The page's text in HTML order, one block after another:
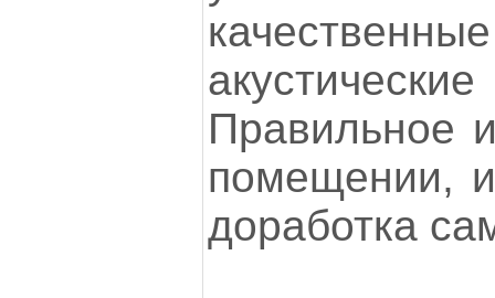
Правильное
помещении,
доработка